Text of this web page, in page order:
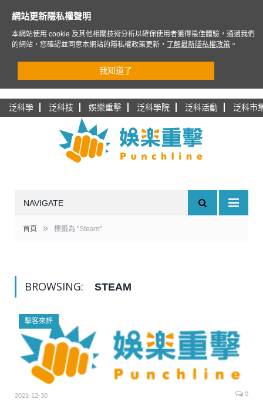
泛科學 泛科技 娛樂重擊 泛科學院 泛科活動 泛科市
NAVIGATE
首頁 » 標籤為 "Steam"
BROWSING: STEAM
擊客來評
2021-12-30 0
網站更新隱私權聲明
本網站使用 cookie 及其他相關技術分析以確保使用者獲得最佳體驗，通過我們
的網站，您確認並同意本網站的隱私權政策更新，
了解最新隱私權政策 。
我知道了